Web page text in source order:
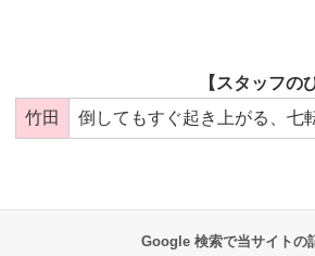
【スタッフの
竹田
倒してもすぐ起き上がる、七
Google 検索で当サイトの